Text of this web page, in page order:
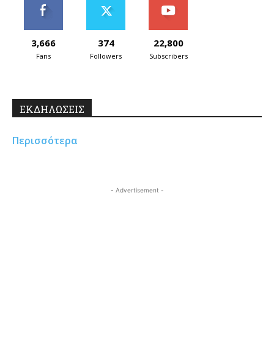
3,666
Fans
374
Followers
22,800
Subscribers
ΕΚΔΗΛΩΣΕΙΣ
Περισσότερα
- Advertisement -